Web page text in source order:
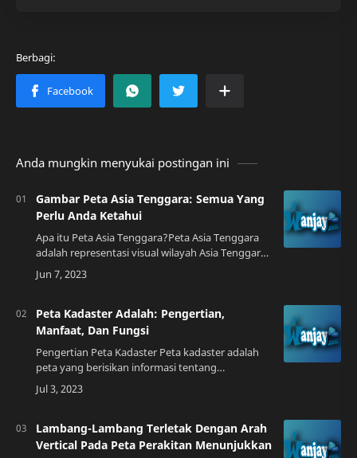
Anda mungkin menyukai postingan ini
Gambar Peta Asia Tenggara: Semua Yang
Perlu Anda Ketahui
Apa itu Peta Asia Tenggara?Peta Asia Tenggara
adalah representasi visual wilayah Asia Tenggara
yang mencakup 11 negara: Indonesia, Malaysia,
Thailand, Vietnam, Singapura, Filipi…
Peta Kadaster Adalah: Pengertian,
Manfaat, Dan Fungsi
Pengertian Peta Kadaster Peta kadaster adalah
peta yang berisikan informasi tentang
kepemilikan tanah dan bangunan di suatu
wilayah. Peta ini biasanya digunakan oleh
Lambang-Lambang Terletak Dengan Arah
Vertical Pada Peta Perakitan Menunjukkan